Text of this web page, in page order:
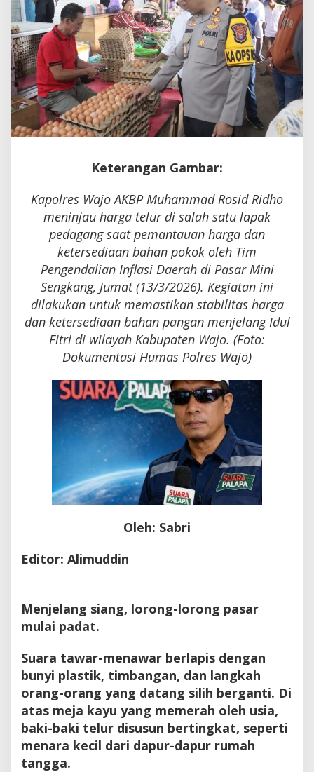
Keterangan Gambar:
Kapolres Wajo AKBP Muhammad Rosid Ridho
meninjau harga telur di salah satu lapak
pedagang saat pemantauan harga dan
ketersediaan bahan pokok oleh Tim
Pengendalian Inflasi Daerah di Pasar Mini
Sengkang, Jumat (13/3/2026). Kegiatan ini
dilakukan untuk memastikan stabilitas harga
dan ketersediaan bahan pangan menjelang Idul
Fitri di wilayah Kabupaten Wajo. (Foto:
Dokumentasi Humas Polres Wajo)
Oleh: Sabri
Editor: Alimuddin
Menjelang siang, lorong-lorong pasar
mulai padat.
Suara tawar-menawar berlapis dengan
bunyi plastik, timbangan, dan langkah
orang-orang yang datang silih berganti. Di
atas meja kayu yang memerah oleh usia,
baki-baki telur disusun bertingkat, seperti
menara kecil dari dapur-dapur rumah
tangga.